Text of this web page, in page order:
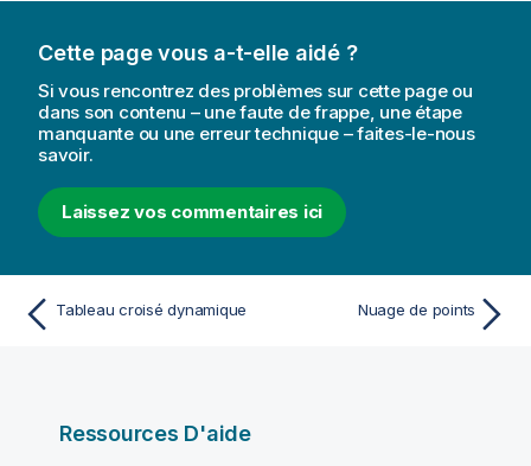
Cette page vous a-t-elle aidé ?
Si vous rencontrez des problèmes sur cette page ou
dans son contenu – une faute de frappe, une étape
manquante ou une erreur technique – faites-le-nous
savoir.
Laissez vos commentaires ici
Tableau croisé dynamique Nuage de points
Ressources D'aide